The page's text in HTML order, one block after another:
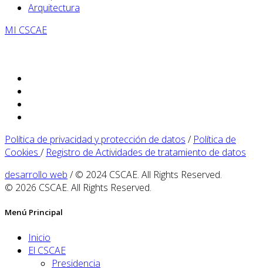
Arquitectura
MI CSCAE
Política de privacidad y protección de datos / Política de
Cookies / Registro de Actividades de tratamiento de datos
desarrollo web / © 2024 CSCAE. All Rights Reserved.
© 2026 CSCAE. All Rights Reserved.
Menú Principal
Inicio
El CSCAE
Presidencia